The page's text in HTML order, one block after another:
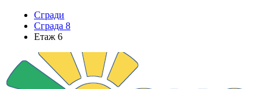
Сгради
Сграда 8
Етаж 6